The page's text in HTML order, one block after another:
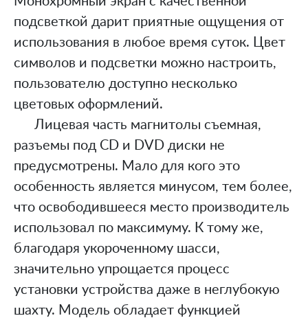
подсветкой дарит приятные ощущения от
использования в любое время суток. Цвет
символов и подсветки можно настроить,
пользователю доступно несколько
цветовых оформлений.
Лицевая часть магнитолы съемная,
разъемы под CD и DVD диски не
предусмотрены. Мало для кого это
особенность является минусом, тем более,
что освободившееся место производитель
использовал по максимуму. К тому же,
благодаря укороченному шасси,
значительно упрощается процесс
установки устройства даже в неглубокую
шахту. Модель обладает функцией